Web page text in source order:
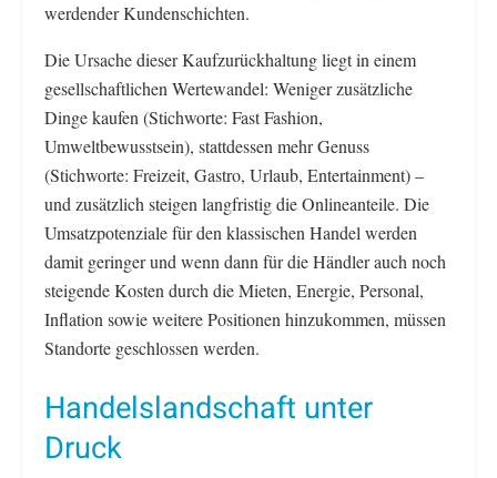
werdender Kundenschichten.
Die Ursache dieser Kaufzurückhaltung liegt in einem
gesellschaftlichen Wertewandel: Weniger zusätzliche
Dinge kaufen (Stichworte: Fast Fashion,
Umweltbewusstsein), stattdessen mehr Genuss
(Stichworte: Freizeit, Gastro, Urlaub, Entertainment) –
und zusätzlich steigen langfristig die Onlineanteile. Die
Umsatzpotenziale für den klassischen Handel werden
damit geringer und wenn dann für die Händler auch noch
steigende Kosten durch die Mieten, Energie, Personal,
Inflation sowie weitere Positionen hinzukommen, müssen
Standorte geschlossen werden.
Handelslandschaft unter
Druck